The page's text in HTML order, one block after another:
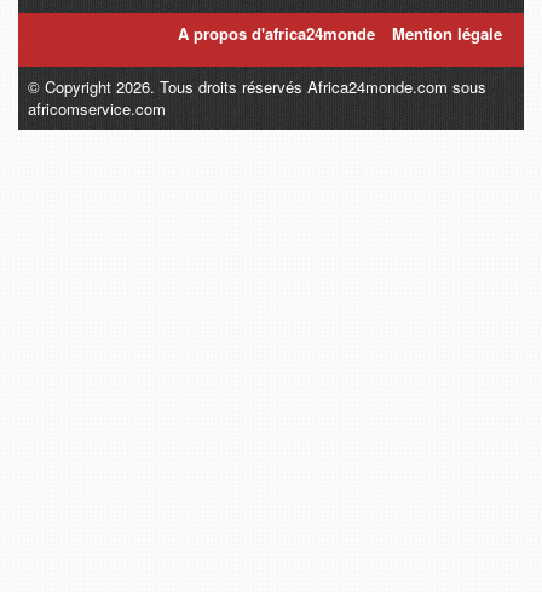
A propos d'africa24monde Mention légale
© Copyright 2026. Tous droits réservés Africa24monde.com sous
africomservice.com